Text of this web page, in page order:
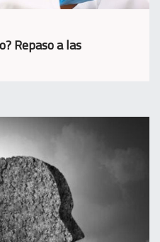
Repaso a las